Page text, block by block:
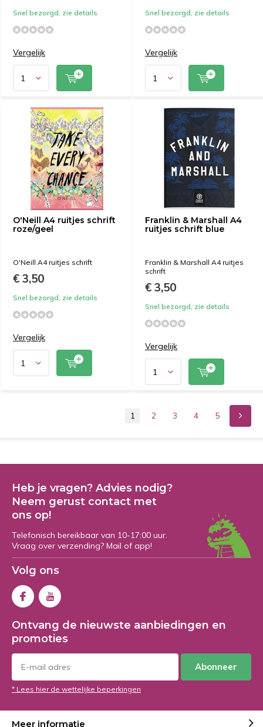
Snel bezorgd, zie details
Vergelijk
Snel bezorgd, zie details
Vergelijk
O'Neill A4 ruitjes schrift
roze/geel
O'Neill A4 ruitjes schrift
€ 3,50
Snel bezorgd, zie details
Vergelijk
Franklin & Marshall A4
ruitjes schrift blue
Franklin & Marshall A4 ruitjes
schrift
€ 3,50
Snel bezorgd, zie details
Vergelijk
1 2 3 4 5
Heb je vragen? Advies nodig?
Neem gerust contact met
ons op!
Telefonisch bereikbaar van 10-17:00 uur.
Vraag over verzending? Mail of app!
Volg ons
Ontvang de nieuwste aanbiedingen en
promoties
Abonneer
* Lees hier de wettelijke beperkingen
Meer informatie